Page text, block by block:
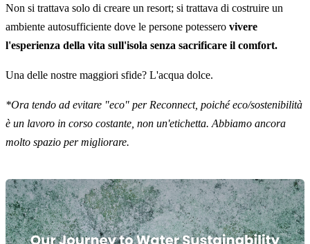
Non si trattava solo di creare un resort; si trattava di costruire un
ambiente autosufficiente dove le persone potessero vivere
l'esperienza della vita sull'isola senza sacrificare il comfort.
Una delle nostre maggiori sfide? L'acqua dolce.
*Ora tendo ad evitare "eco" per Reconnect, poiché eco/sostenibilità
è un lavoro in corso costante, non un'etichetta. Abbiamo ancora
molto spazio per migliorare.